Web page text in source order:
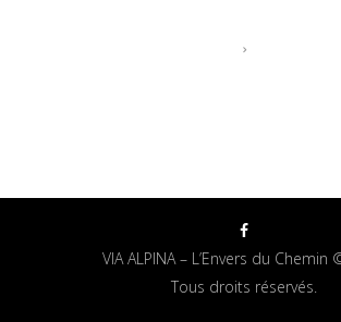
VIA ALPINA – L’Envers du Chemin
Tous droits réservés.